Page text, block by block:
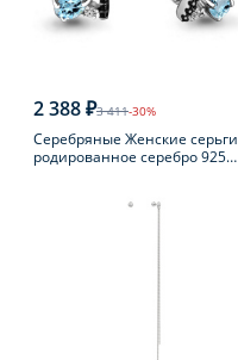
2 388 ₽3 411-30%
Серебряные Женские серьги
родированное серебро 925